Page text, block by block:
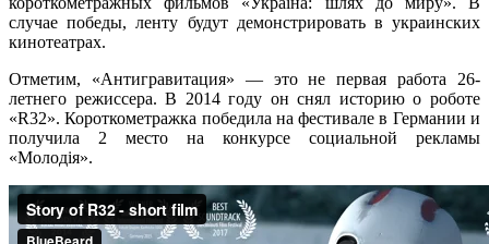
случае победы, ленту будут демонстрировать в украинских
кинотеатрах.
Отметим, «Антигравитация» — это не первая работа 26-
летнего режиссера. В 2014 году он снял историю о роботе
«R32». Короткометражка победила на фестивале в Германии и
получила 2 место на конкурсе социальной рекламы
«Молодія».